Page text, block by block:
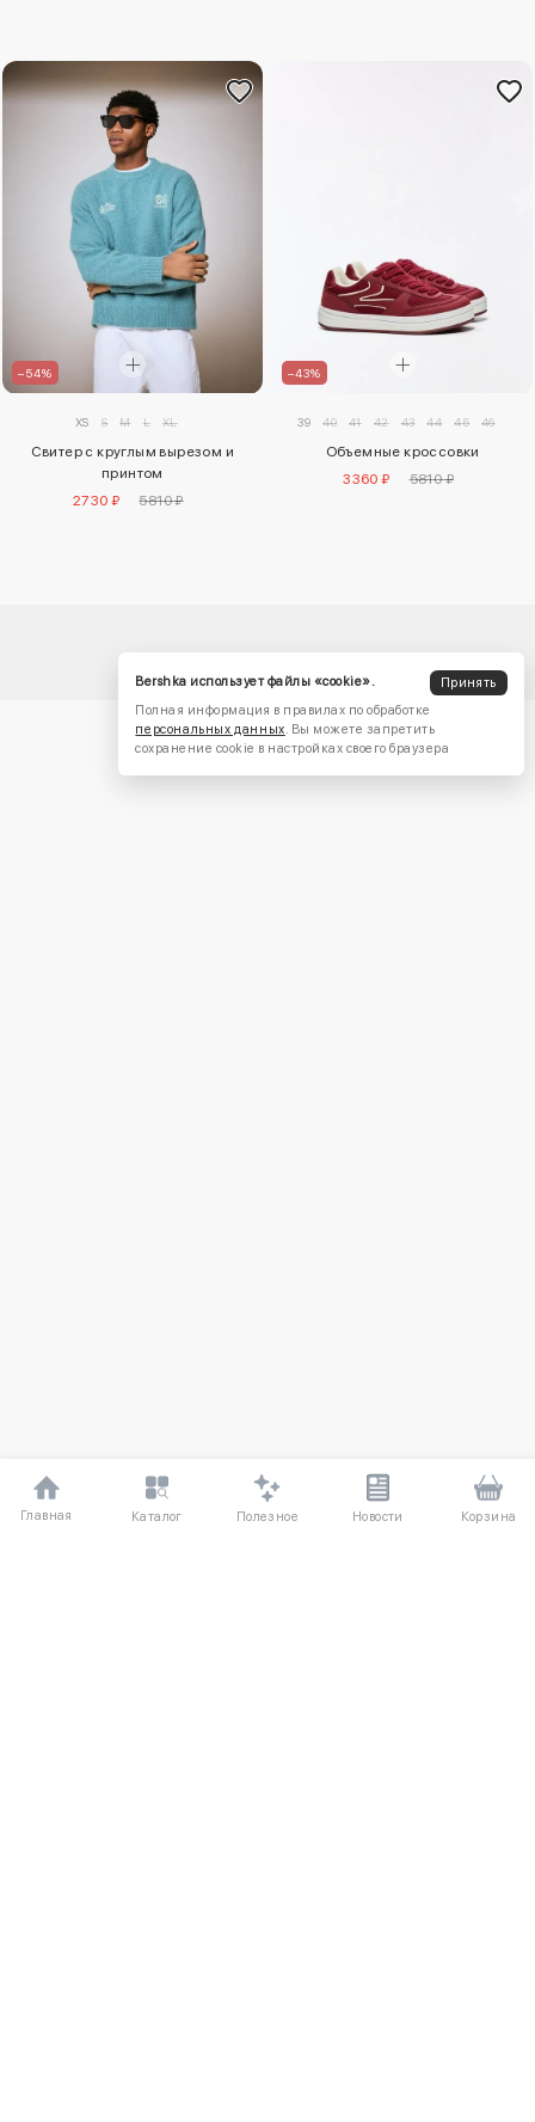
–54%
XS S M L XL
Свитер с круглым вырезом и
принтом
2730 ₽
5810 ₽
–43%
39 40 41 42 43 44 45 46
Объемные кроссовки
3360 ₽
5810 ₽
Главная Каталог Полезное Новости Корзина
Bershka использует файлы «cookie».
Принять
Полная информация в правилах по обработке
персональных данных. Вы можете запретить
сохранение cookie в настройках своего браузера